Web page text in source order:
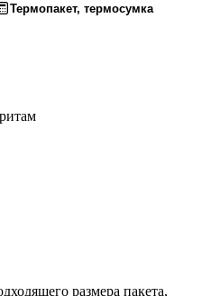
Термопакет, термосумка
размера пакета,